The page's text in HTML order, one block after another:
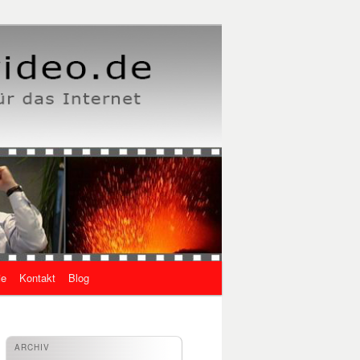
Kontakt Blog
ARCHIV